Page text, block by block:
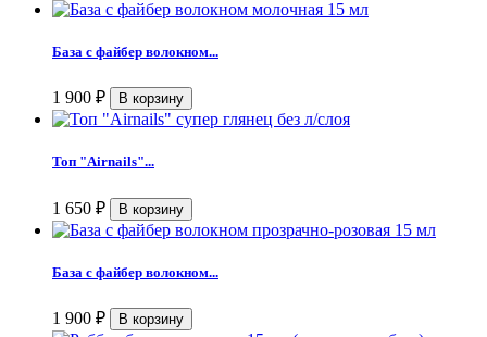
База с файбер волокном...
1 900 ₽
Топ "Airnails"...
1 650 ₽
База с файбер волокном...
1 900 ₽